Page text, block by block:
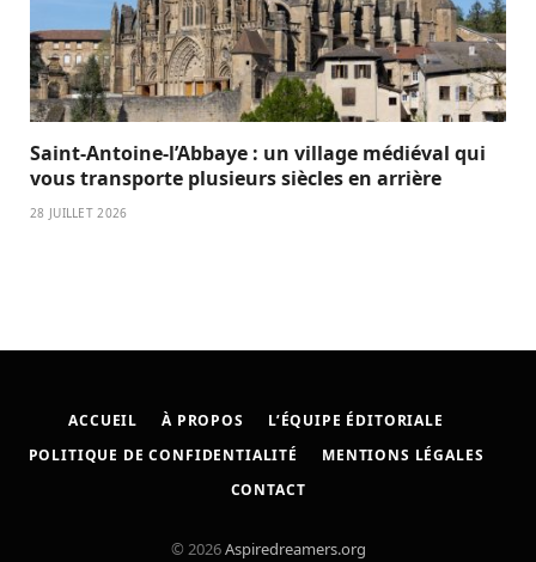
Saint-Antoine-l’Abbaye : un village médiéval qui
vous transporte plusieurs siècles en arrière
28 JUILLET 2026
ACCUEIL À PROPOS
L’ÉQUIPE ÉDITORIALE
POLITIQUE DE CONFIDENTIALITÉ
MENTIONS LÉGALES
CONTACT
© 2026Aspiredreamers.org